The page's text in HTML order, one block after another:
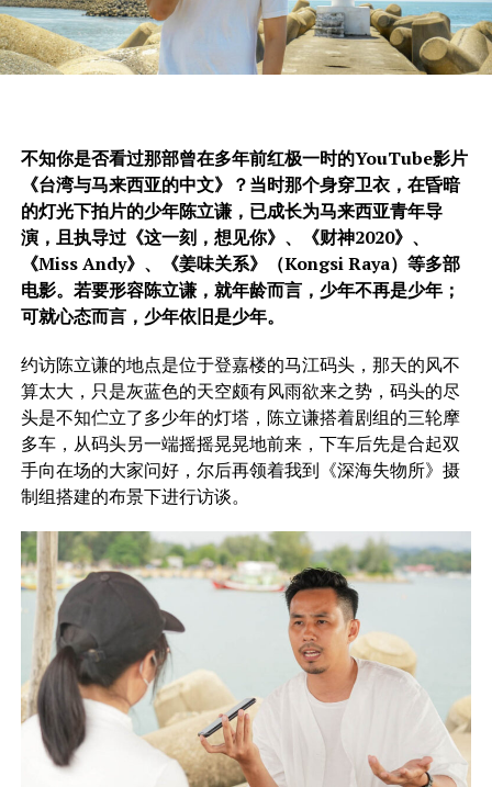
不知你是否看过那部曾在多年前红极一时的YouTube影片
《台湾与马来西亚的中文》？当时那个身穿卫衣，在昏暗
的灯光下拍片的少年陈立谦，已成长为马来西亚青年导
演，且执导过《这一刻，想见你》、《财神2020》、
《Miss Andy》、《姜味关系》（Kongsi Raya）等多部
电影。若要形容陈立谦，就年龄而言，少年不再是少年；
可就心态而言，少年依旧是少年。
约访陈立谦的地点是位于登嘉楼的马江码头，那天的风不
算太大，只是灰蓝色的天空颇有风雨欲来之势，码头的尽
头是不知伫立了多少年的灯塔，陈立谦搭着剧组的三轮摩
多车，从码头另一端摇摇晃晃地前来，下车后先是合起双
手向在场的大家问好，尔后再领着我到《深海失物所》摄
制组搭建的布景下进行访谈。